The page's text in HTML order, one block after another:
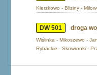
Kierzkowo - Bliziny -
DW 501 droga
Wiślinka - Mikoszewo -
Rybackie - Skowronki -